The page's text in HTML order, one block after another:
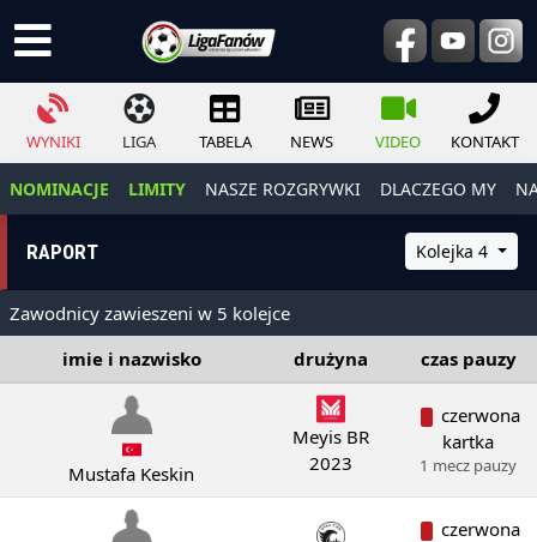
WYNIKI LIGA TABELA NEWS VIDEO KONTAKT
NOMINACJE LIMITY NASZE ROZGRYWKI DLACZEGO MY
RAPORT Kolejka 4
Zawodnicy zawieszeni w 5 kolejce
imie i nazwisko
drużyna czas pauzy
Mustafa Keskin
Meyis BR
2023
czerwona
kartka
1 mecz pauzy
czerwona